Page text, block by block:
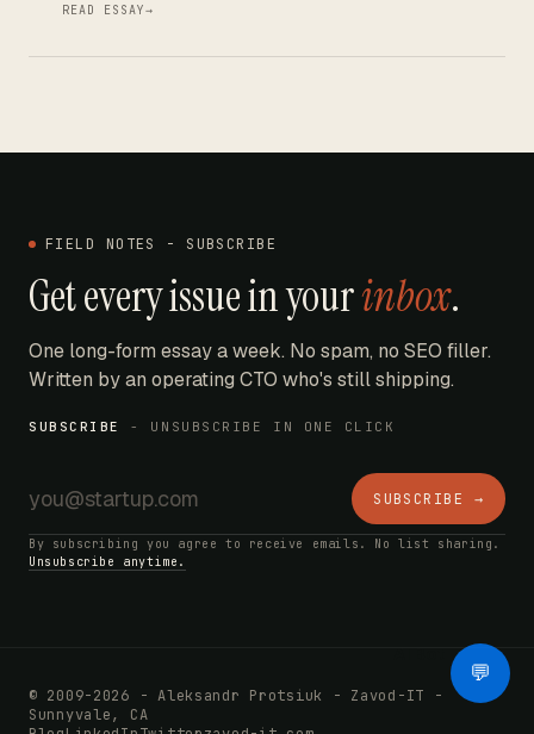
READ ESSAY→
FIELD NOTES - SUBSCRIBE
Get every issue in yourinbox.
One long-form essay a week. No spam, no SEO filler.
Written by an operating CTO who's still shipping.
SUBSCRIBE - UNSUBSCRIBE IN ONE CLICK
SUBSCRIBE →
By subscribing you agree to receive emails. No list sharing.
Unsubscribe anytime.
© 2009-2026 - Aleksandr Protsiuk - Zavod-IT -
Sunnyvale, CA
💬